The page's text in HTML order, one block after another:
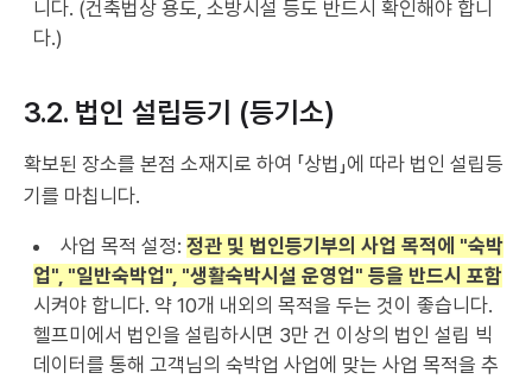
니다. (건축법상 용도, 소방시설 등도 반드시 확인해야 합니
다.)
3.2. 법인 설립등기 (등기소)
확보된 장소를 본점 소재지로 하여 「상법」에 따라 법인 설립등
기를 마칩니다.
사업 목적 설정: 정관 및 법인등기부의 사업 목적에 "숙박
업", "일반숙박업", "생활숙박시설 운영업" 등을 반드시 포함
시켜야 합니다. 약 10개 내외의 목적을 두는 것이 좋습니다.
헬프미에서 법인을 설립하시면 3만 건 이상의 법인 설립 빅
데이터를 통해 고객님의 숙박업 사업에 맞는 사업 목적을 추